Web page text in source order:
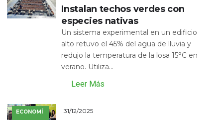
Instalan techos verdes con
especies nativas
Un sistema experimental en un edificio
alto retuvo el 45% del agua de lluvia y
redujo la temperatura de la losa 15°C en
verano. Utiliza...
Leer Más
ECONOMÍ
31/12/2025